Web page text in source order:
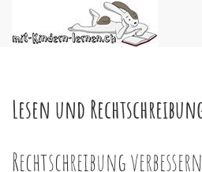
Lesen und
Rechtschreibung